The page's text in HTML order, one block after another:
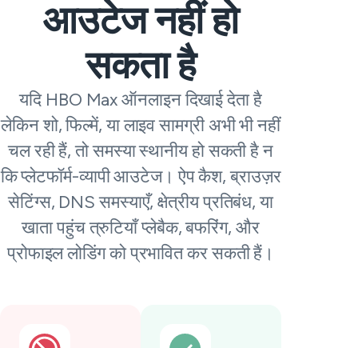
आउटेज नहीं हो
सकता है
यदि HBO Max ऑनलाइन दिखाई देता है
लेकिन शो, फिल्में, या लाइव सामग्री अभी भी नहीं
चल रही हैं, तो समस्या स्थानीय हो सकती है न
कि प्लेटफॉर्म-व्यापी आउटेज। ऐप कैश, ब्राउज़र
सेटिंग्स, DNS समस्याएँ, क्षेत्रीय प्रतिबंध, या
खाता पहुंच त्रुटियाँ प्लेबैक, बफरिंग, और
प्रोफाइल लोडिंग को प्रभावित कर सकती हैं।